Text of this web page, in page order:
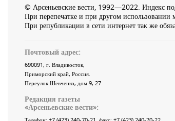
© Арсеньевские вести, 1992—2022. Индекс
При перепечатке и при другом использовании
При републикации в сети интернет так же
Почтовый адрес:
690091, г. Владивосток,
Приморский край, Россия.
Переулок Шевченко, дом 9, 27
Редакция газеты
«Арсеньевские вести»: